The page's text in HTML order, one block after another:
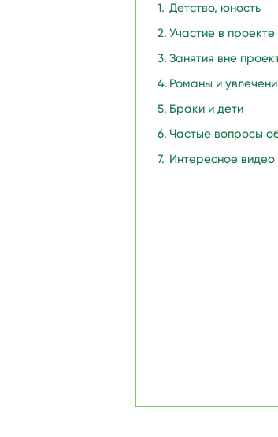
Детство, юность
Участие в
Занятия вне
Романы и
Браки и дети
Частые вопросы
Интересное видео